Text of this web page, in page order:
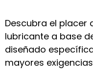
Descubra el placer
lubricante a base
diseñado
mayores